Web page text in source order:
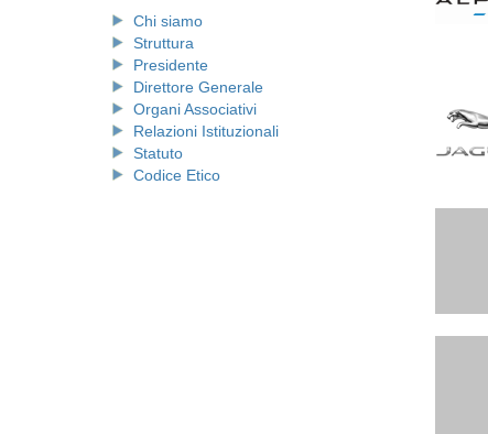
Chi siamo
Struttura
Presidente
Direttore Generale
Organi Associativi
Relazioni Istituzionali
Statuto
Codice Etico